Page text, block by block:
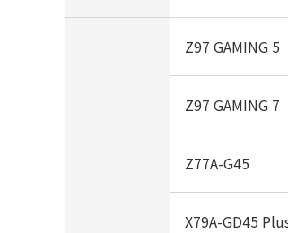
Z97 GAMING 5
Z97 GAMING 7
Z77A-G45
X79A-GD45